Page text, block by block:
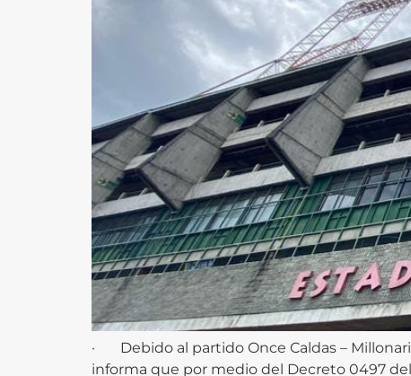
· Debido al partido Once Caldas –
informa que por medio del Decreto 0497